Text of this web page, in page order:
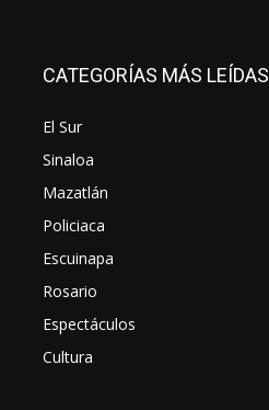
CATEGORÍAS MÁS LEÍDAS
El Sur
Sinaloa
Mazatlán
Policiaca
Escuinapa
Rosario
Espectáculos
Cultura